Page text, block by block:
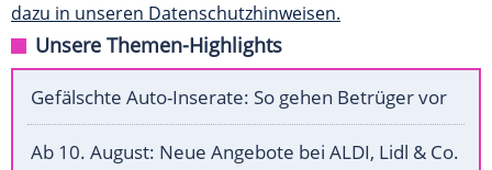
dazu in unseren Datenschutzhinweisen.
Unsere Themen-Highlights
Gefälschte Auto-Inserate: So gehen Betrüger vor
Ab 10. August: Neue Angebote bei ALDI, Lidl & Co.